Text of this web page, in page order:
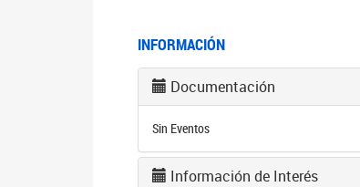
INFORMACIÓN
Documentación
Sin Eventos
Información de Interés